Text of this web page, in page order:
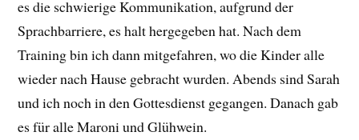
es die schwierige Kommunikation, aufgrund der
Sprachbarriere, es halt hergegeben hat. Nach dem
Training bin ich dann mitgefahren, wo die Kinder alle
wieder nach Hause gebracht wurden. Abends sind Sarah
und ich noch in den Gottesdienst gegangen. Danach gab
es für alle Maroni und Glühwein.